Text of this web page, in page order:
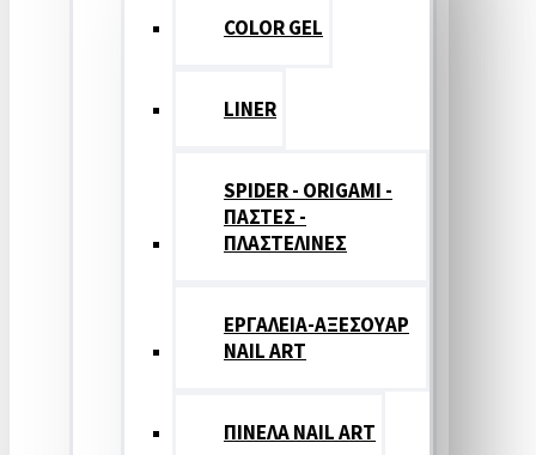
COLOR GEL
LINER
SPIDER - ORIGAMI -
ΠΑΣΤΕΣ -
ΠΛΑΣΤΕΛΙΝΕΣ
ΕΡΓΑΛΕΙΑ-ΑΞΕΣΟΥΑΡ
NAIL ART
ΠΙΝΕΛΑ NAIL ART